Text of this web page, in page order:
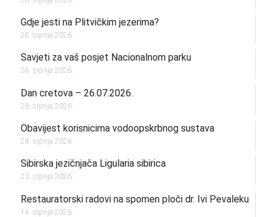
Gdje jesti na Plitvičkim jezerima?
28. srpnja 2026.
Savjeti za vaš posjet Nacionalnom parku
28. srpnja 2026.
Dan cretova – 26.07.2026.
26. srpnja 2026.
Obavijest korisnicima vodoopskrbnog sustava
24. srpnja 2026.
Sibirska jezičnjača Ligularia sibirica
23. srpnja 2026.
Restauratorski radovi na spomen ploči dr. Ivi Pevaleku
14. srpnja 2026.